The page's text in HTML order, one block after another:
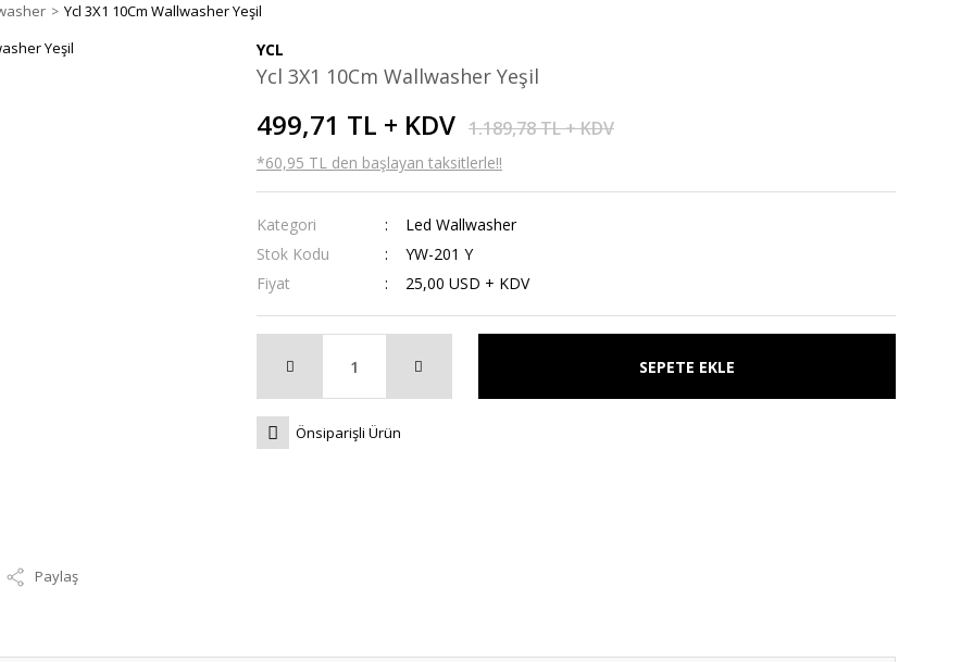
Ycl 3X1 10Cm Wallwasher Yeşil
Paylaş
YCL
Ycl 3X1 10Cm Wallwasher Yeşil
499,71 TL + KDV 1.189,78 TL + KDV
*60,95 TL den başlayan taksitlerle!!
Kategori
Led Wallwasher
Stok Kodu
YW-201 Y
Fiyat
25,00 USD + KDV
SEPETE EKLE
Önsiparişli Ürün